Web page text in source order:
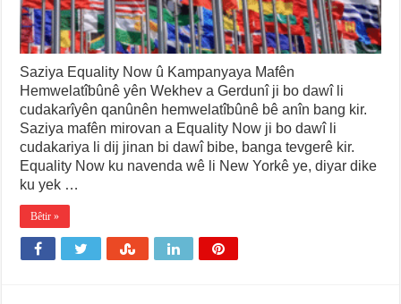
Saziya Equality Now û Kampanyaya Mafên
Hemwelatîbûnê yên Wekhev a Gerdunî ji bo dawî li
cudakarîyên qanûnên hemwelatîbûnê bê anîn bang kir.
Saziya mafên mirovan a Equality Now ji bo dawî li
cudakariya li dij jinan bi dawî bibe, banga tevgerê kir.
Equality Now ku navenda wê li New Yorkê ye, diyar dike
ku yek …
Bêtir »